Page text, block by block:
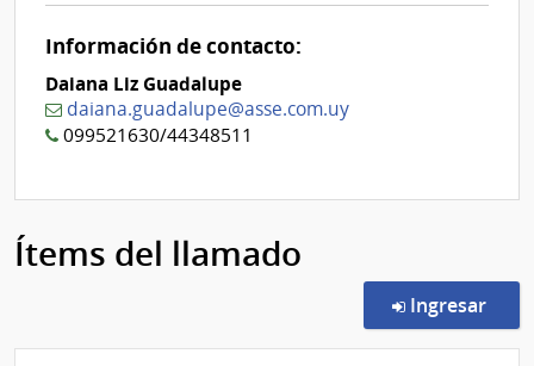
Información de contacto:
Daiana Liz Guadalupe
daiana.guadalupe@asse.com.uy
099521630/44348511
Ítems del llamado
Ingresar